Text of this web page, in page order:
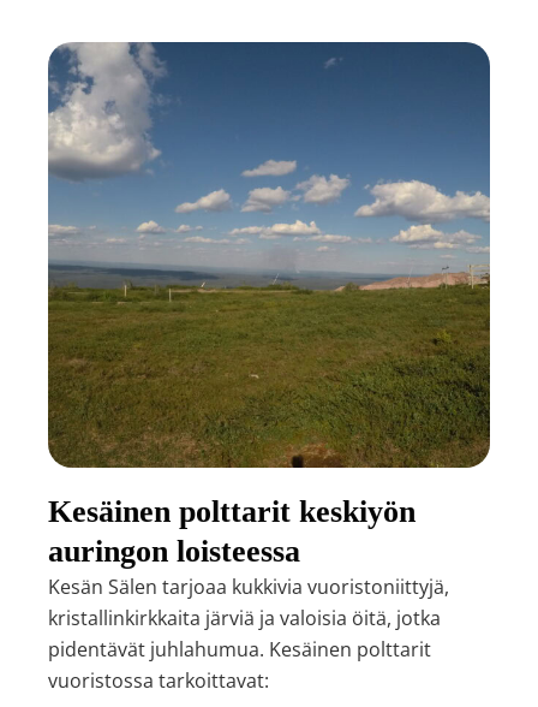
Kesäinen polttarit keskiyön
auringon loisteessa
Kesän Sälen tarjoaa kukkivia vuoristoniittyjä,
kristallinkirkkaita järviä ja valoisia öitä, jotka
pidentävät juhlahumua. Kesäinen polttarit
vuoristossa tarkoittavat: